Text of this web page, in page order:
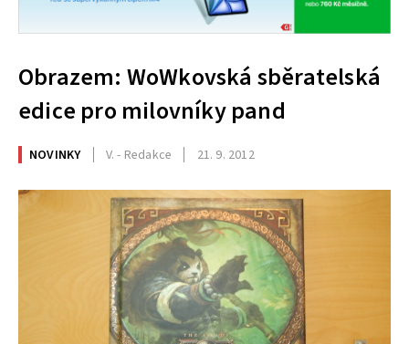
Obrazem: WoWkovská sběratelská
edice pro milovníky pand
NOVINKY V. - Redakce 21. 9. 2012